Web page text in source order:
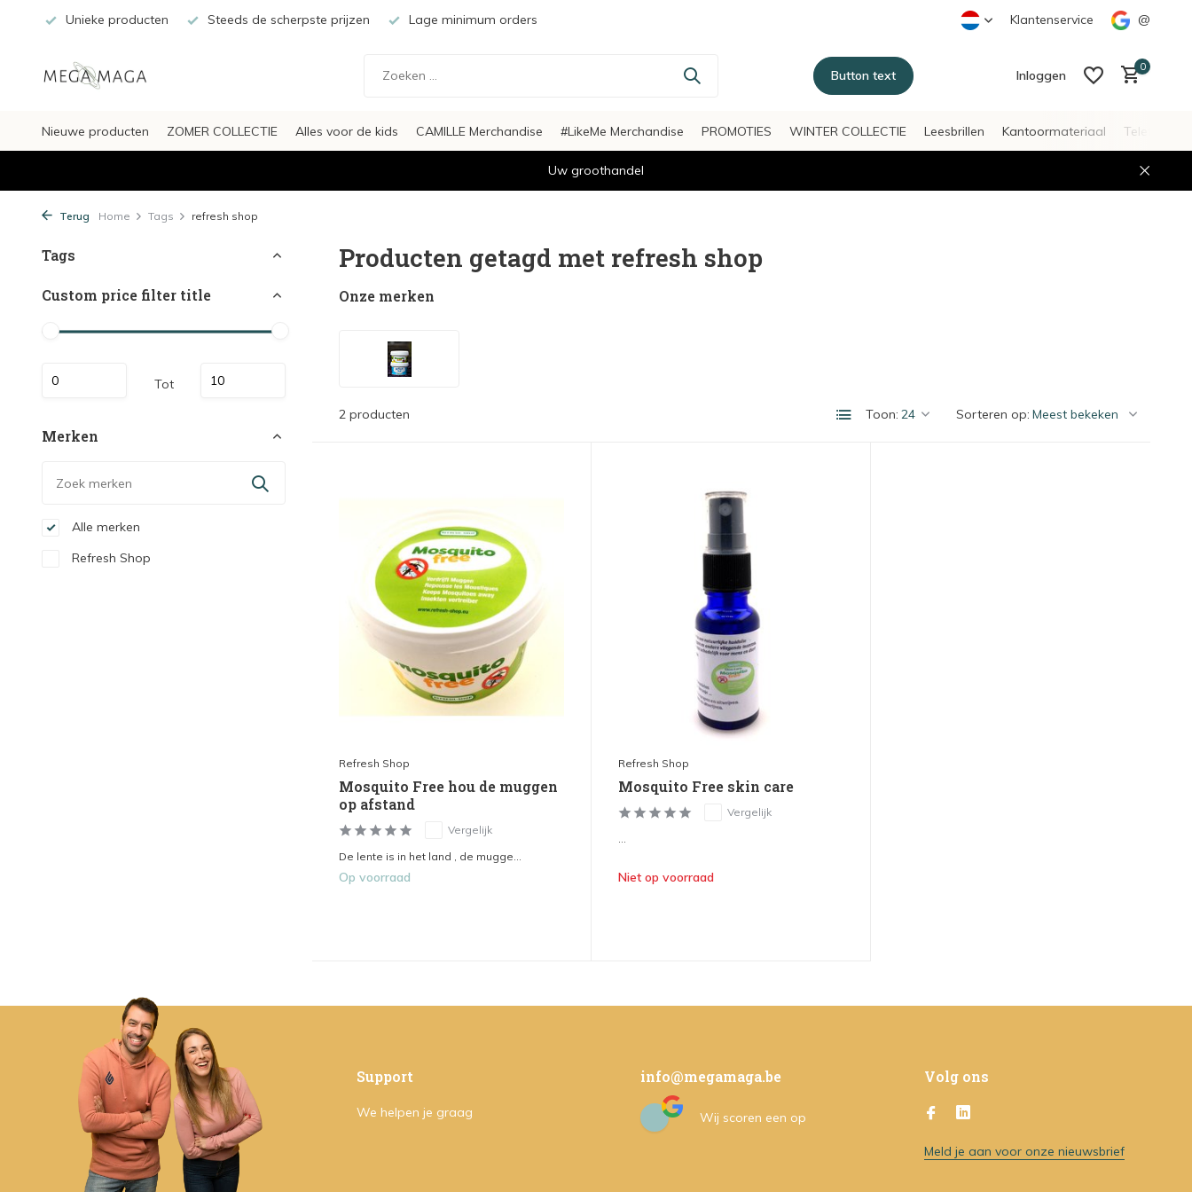
Unieke producten Steeds de scherpste prijzen Lage minimum orders Klantenservice @
Button text Inloggen
0
Nieuwe producten ZOMER COLLECTIE Alles voor de kids CAMILLE Merchandise #LikeMe Merchandise PROMOTIES WINTER COLLECTIE Leesbrillen Kantoormateriaal
Uw groothandel
Terug Home Tags refresh shop
Tags
Custom price filter title
Tot
Merken
Alle merken
Refresh Shop
Producten getagd met refresh shop
Onze merken
2 producten Toon: Sorteren op:
Refresh Shop
Mosquito Free hou de muggen
op afstand
Vergelijk
De lente is in het land , de mugge...
Op voorraad
Refresh Shop
Mosquito Free skin care
Vergelijk
Niet op voorraad
Support
We helpen je graag
info@megamaga.be
Wij scoren een op
Volg ons
Meld je aan voor onze nieuwsbrief